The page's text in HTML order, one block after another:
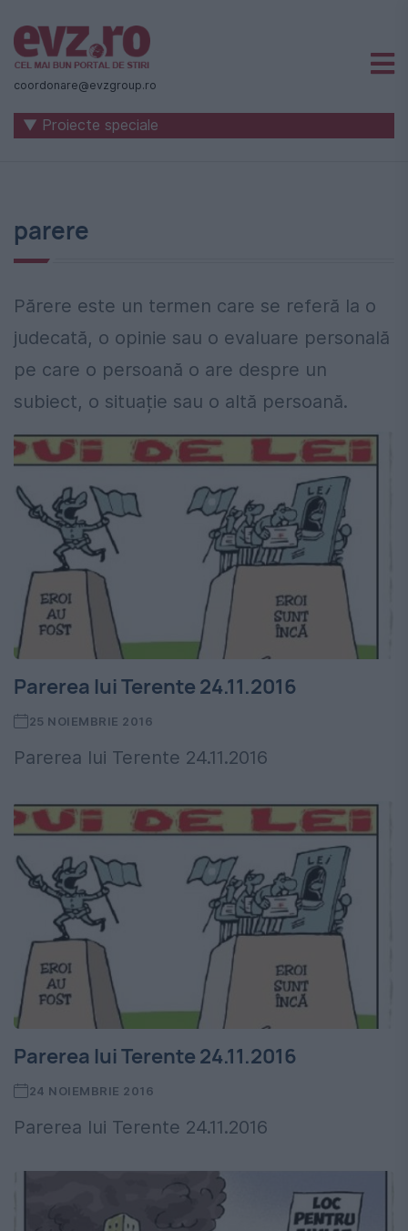
Știri
naționale
internaționale
-
Evenimentul
Zilei
coordonare@evzgroup.ro
▼ Proiecte speciale
parere
Părere este un termen care se referă la o
judecată, o opinie sau o evaluare personală
pe care o persoană o are despre un
subiect, o situație sau o altă persoană.
Parerea lui Terente 24.11.2016
25 NOIEMBRIE 2016
Parerea lui Terente 24.11.2016
Parerea lui Terente 24.11.2016
24 NOIEMBRIE 2016
Parerea lui Terente 24.11.2016